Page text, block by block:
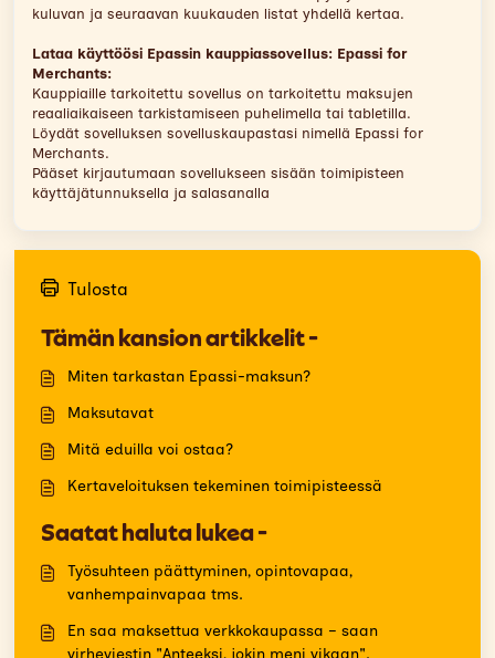
kuluvan ja seuraavan kuukauden listat yhdellä kertaa.
Lataa käyttöösi Epassin kauppiassovellus: Epassi for
Merchants:
Kauppiaille tarkoitettu sovellus on tarkoitettu maksujen
reaaliaikaiseen tarkistamiseen puhelimella tai tabletilla.
Löydät sovelluksen sovelluskaupastasi nimellä Epassi for
Merchants.
Pääset kirjautumaan sovellukseen sisään toimipisteen
käyttäjätunnuksella ja salasanalla
Tulosta
Tämän kansion artikkelit -
Miten tarkastan Epassi-maksun?
Maksutavat
Mitä eduilla voi ostaa?
Kertaveloituksen tekeminen toimipisteessä
Saatat haluta lukea -
Työsuhteen päättyminen, opintovapaa,
vanhempainvapaa tms.
En saa maksettua verkkokaupassa – saan
virheviestin "Anteeksi, jokin meni vikaan".